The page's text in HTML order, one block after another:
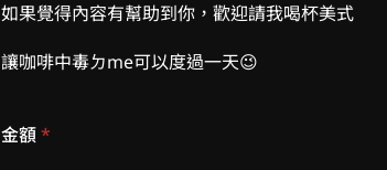
如果覺得內容有幫助到你，歡迎請我喝杯美式
讓咖啡中毒ㄉme可以度過一天😉
金額*